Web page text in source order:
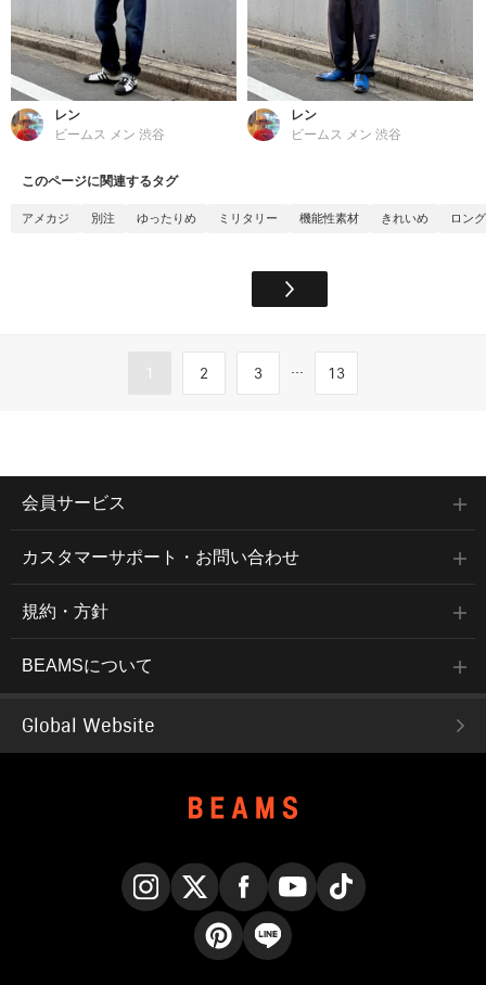
レン
ビームス メン 渋谷
レン
ビームス メン 渋谷
このページに関連するタグ
アメカジ 別注 ゆったりめ ミリタリー 機能性素材 きれいめ ロン
1 2 3 ... 13
会員サービス
カスタマーサポート・お問い合わせ
規約・方針
BEAMSについて
Global Website